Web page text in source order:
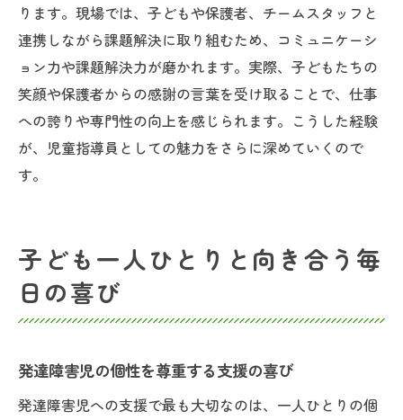
ります。現場では、子どもや保護者、チームスタッフと
連携しながら課題解決に取り組むため、コミュニケーシ
ョン力や課題解決力が磨かれます。実際、子どもたちの
笑顔や保護者からの感謝の言葉を受け取ることで、仕事
への誇りや専門性の向上を感じられます。こうした経験
が、児童指導員としての魅力をさらに深めていくので
す。
子ども一人ひとりと向き合う毎
日の喜び
発達障害児の個性を尊重する支援の喜び
発達障害児への支援で最も大切なのは、一人ひとりの個